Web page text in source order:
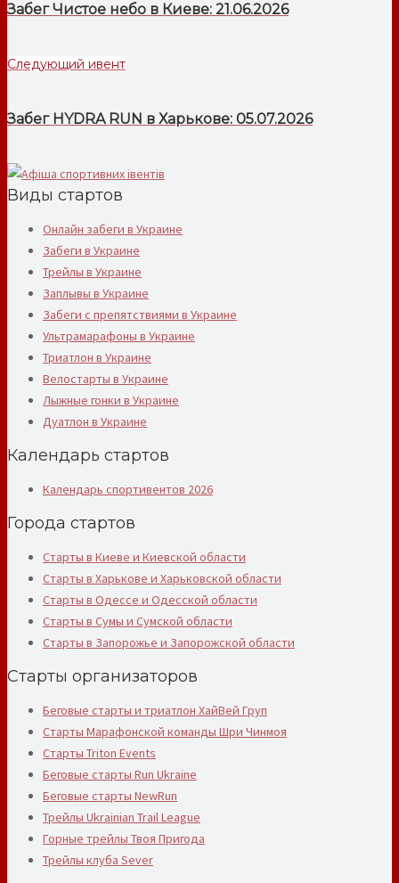
Забег Чистое небо в Киеве: 21.06.2026
Следующий ивент
Забег HYDRA RUN в Харькове: 05.07.2026
Виды стартов
Онлайн забеги в Украине
Забеги в Украине
Трейлы в Украине
Заплывы в Украине
Забеги с препятствиями в Украине
Ультрамарафоны в Украине
Триатлон в Украине
Велостарты в Украине
Лыжные гонки в Украине
Дуатлон в Украине
Календарь стартов
Календарь спортивентов 2026
Города стартов
Старты в Киеве и Киевской области
Старты в Харькове и Харьковской области
Старты в Одессе и Одесской области
Старты в Сумы и Сумской области
Старты в Запорожье и Запорожской области
Старты организаторов
Беговые старты и триатлон ХайВей Груп
Старты Марафонской команды Шри Чинмоя
Старты Triton Events
Беговые старты Run Ukraine
Беговые старты NewRun
Трейлы Ukrainian Trail League
Горные трейлы Твоя Пригода
Трейлы клуба Sever